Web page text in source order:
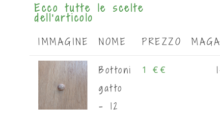
Ecco tutte le scelte
dell'articolo
IMMAGINE NOME PREZZO
Bottoni
gatto
- 12
1 € €